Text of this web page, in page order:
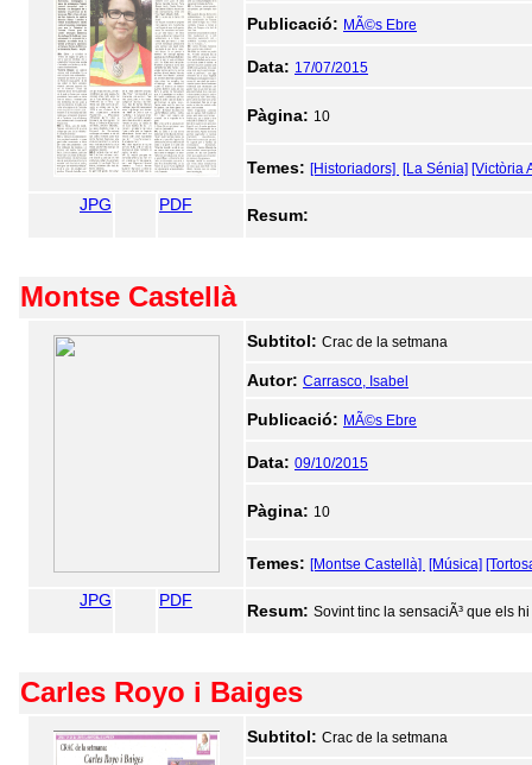
Publicació: MÃ©s Ebre
Data: 17/07/2015
Pàgina: 10
Temes: [Historiadors] [La Sénia] [Victòria
JPG PDF
Resum:
Montse Castellà
Subtitol: Crac de la setmana
Autor: Carrasco, Isabel
Publicació: MÃ©s Ebre
Data: 09/10/2015
Pàgina: 10
Temes: [Montse Castellà] [Música]
JPG PDF
Resum: Sovint tinc la sensaciÃ³ que els
Carles Royo i Baiges
Subtitol: Crac de la setmana